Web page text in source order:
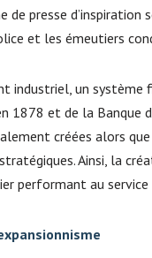
de presse
et les émeutiers
industriel, un système
1878 et de la Banque
créées alors
Ainsi, la
performant au